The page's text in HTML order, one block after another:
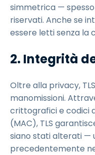
simmetrica — spesso
riservati. Anche se
essere letti senza la
2. Integrità
Oltre alla privacy,
manomissioni.
crittografici e codici
(MAC), TLS
siano stati alterati —
precedentemente